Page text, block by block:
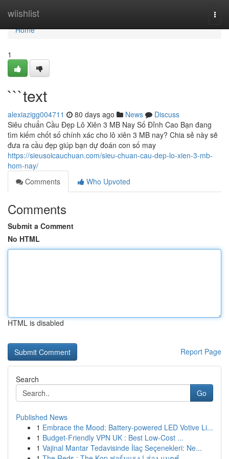
wiishlist
Home
Home
1
```text
alexiazigg004711 80 days ago News
Discuss
Siêu chuẩn Cầu Đẹp Lô Xiên 3 MB Nay Số Đỉnh Cao Bạn đang
tìm kiếm chốt số chính xác cho lô xiên 3 MB nay? Chia sẻ này sẽ
đưa ra cầu đẹp giúp bạn dự đoán con số may
https://sieusoicauchuan.com/sieu-chuan-cau-dep-lo-xien-3-mb-
hom-nay/
Comments
Who Upvoted
Comments
Submit a Comment
No HTML
HTML is disabled
Report Page
Search
Go
Published News
1 Embrace the Mood: Battery-powered LED Votive Li...
1 Budget-Friendly VPN UK : Best Low-Cost ...
1 Vajinal Mantar Tedavisinde İlaç Seçenekleri: Ne...